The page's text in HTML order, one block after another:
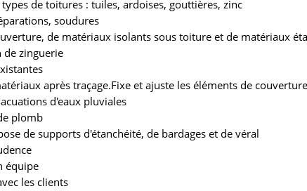
de toitures : tuiles, ardoises, gouttières, zinc
soudures
de matériaux isolants sous toiture et de matériaux
de zinguerie
après traçage.Fixe et ajuste les éléments de couverture
d'eaux pluviales
plomb
de supports d'étanchéité, de bardages et de véral
équipe
les clients